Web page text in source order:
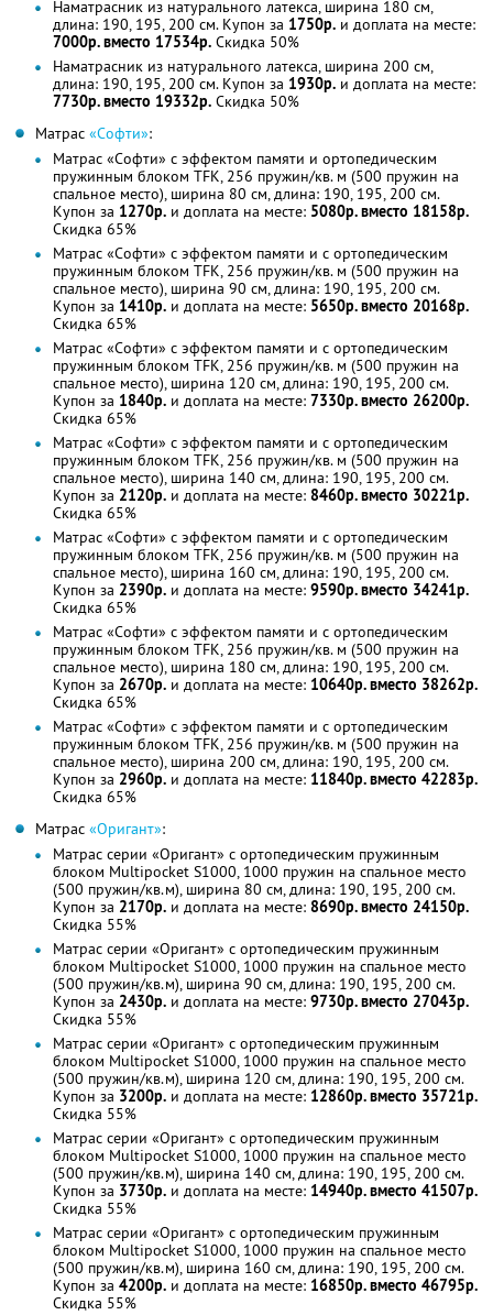
Наматрасник из натурального латекса, ширина 180 см,
длина: 190, 195, 200 см. Купон за 1750р. и доплата на месте:
7000р. вместо 17534р. Скидка 50%
Наматрасник из натурального латекса, ширина 200 см,
длина: 190, 195, 200 см. Купон за 1930р. и доплата на месте:
7730р. вместо 19332р. Скидка 50%
Матрас «Софти»:
Матрас «Софти» с эффектом памяти и ортопедическим
пружинным блоком TFK, 256 пружин/кв. м (500 пружин на
спальное место), ширина 80 см, длина: 190, 195, 200 см.
Купон за 1270р. и доплата на месте: 5080р. вместо 18158р.
Скидка 65%
Матрас «Софти» с эффектом памяти и с ортопедическим
пружинным блоком TFK, 256 пружин/кв. м (500 пружин на
спальное место), ширина 90 см, длина: 190, 195, 200 см.
Купон за 1410р. и доплата на месте: 5650р. вместо 20168р.
Скидка 65%
Матрас «Софти» с эффектом памяти и с ортопедическим
пружинным блоком TFK, 256 пружин/кв. м (500 пружин на
спальное место), ширина 120 см, длина: 190, 195, 200 см.
Купон за 1840р. и доплата на месте: 7330р. вместо 26200р.
Скидка 65%
Матрас «Софти» с эффектом памяти и с ортопедическим
пружинным блоком TFK, 256 пружин/кв. м (500 пружин на
спальное место), ширина 140 см, длина: 190, 195, 200 см.
Купон за 2120р. и доплата на месте: 8460р. вместо 30221р.
Скидка 65%
Матрас «Софти» с эффектом памяти и с ортопедическим
пружинным блоком TFK, 256 пружин/кв. м (500 пружин на
спальное место), ширина 160 см, длина: 190, 195, 200 см.
Купон за 2390р. и доплата на месте: 9590р. вместо 34241р.
Скидка 65%
Матрас «Софти» с эффектом памяти и с ортопедическим
пружинным блоком TFK, 256 пружин/кв. м (500 пружин на
спальное место), ширина 180 см, длина: 190, 195, 200 см.
Купон за 2670р. и доплата на месте: 10640р. вместо 38262р.
Скидка 65%
Матрас «Софти» с эффектом памяти и с ортопедическим
пружинным блоком TFK, 256 пружин/кв. м (500 пружин на
спальное место), ширина 200 см, длина: 190, 195, 200 см.
Купон за 2960р. и доплата на месте: 11840р. вместо 42283р.
Скидка 65%
Матрас «Оригант»:
Матрас серии «Оригант» с ортопедическим пружинным
блоком Multipoсket S1000, 1000 пружин на спальное место
(500 пружин/кв.м), ширина 80 см, длина: 190, 195, 200 см.
Купон за 2170р. и доплата на месте: 8690р. вместо 24150р.
Скидка 55%
Матрас серии «Оригант» с ортопедическим пружинным
блоком Multipoсket S1000, 1000 пружин на спальное место
(500 пружин/кв.м), ширина 90 см, длина: 190, 195, 200 см.
Купон за 2430р. и доплата на месте: 9730р. вместо 27043р.
Скидка 55%
Матрас серии «Оригант» с ортопедическим пружинным
блоком Multipoсket S1000, 1000 пружин на спальное место
(500 пружин/кв.м), ширина 120 см, длина: 190, 195, 200 см.
Купон за 3200р. и доплата на месте: 12860р. вместо 35721р.
Скидка 55%
Матрас серии «Оригант» с ортопедическим пружинным
блоком Multipoсket S1000, 1000 пружин на спальное место
(500 пружин/кв.м), ширина 140 см, длина: 190, 195, 200 см.
Купон за 3730р. и доплата на месте: 14940р. вместо 41507р.
Скидка 55%
Матрас серии «Оригант» с ортопедическим пружинным
блоком Multipoсket S1000, 1000 пружин на спальное место
(500 пружин/кв.м), ширина 160 см, длина: 190, 195, 200 см.
Купон за 4200р. и доплата на месте: 16850р. вместо 46795р.
Скидка 55%